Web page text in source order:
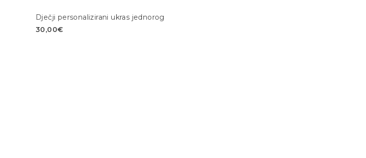
Dječji personalizirani ukras jednorog
30,00€